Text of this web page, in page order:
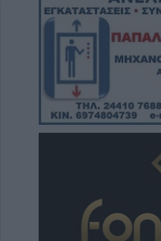
υποδομών
Πόλης»
8 Αυγούστου 2026, 19:33
Την Κυριακή 9
Κωνσταντίνου
8 Αυγούστου 2026, 19:28
Την Δευτέρα 10
Κωνσταντίνου
Την Κυριακή 9
Θωμαΐτσας Τσιούκα